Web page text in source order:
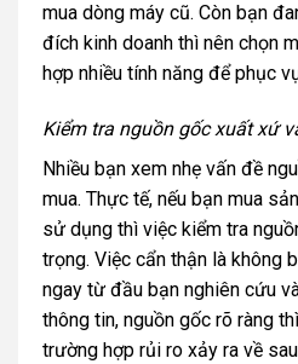
mua dòng máy cũ. Còn bạn
đích kinh doanh thì nên chọn
hợp nhiều tính năng để phục
Kiểm tra nguồn gốc xuất xứ
Nhiều bạn xem nhẹ vấn đề
mua. Thực tế, nếu bạn mua
sử dụng thì việc kiểm tra
trọng. Việc cẩn thận là không
ngay từ đầu bạn nghiên cứu
thông tin, nguồn gốc rõ ràng
trường hợp rủi ro xảy ra về